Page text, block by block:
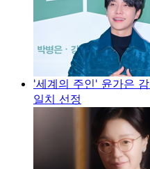
'세계의 주인' 윤가은
일치 선정